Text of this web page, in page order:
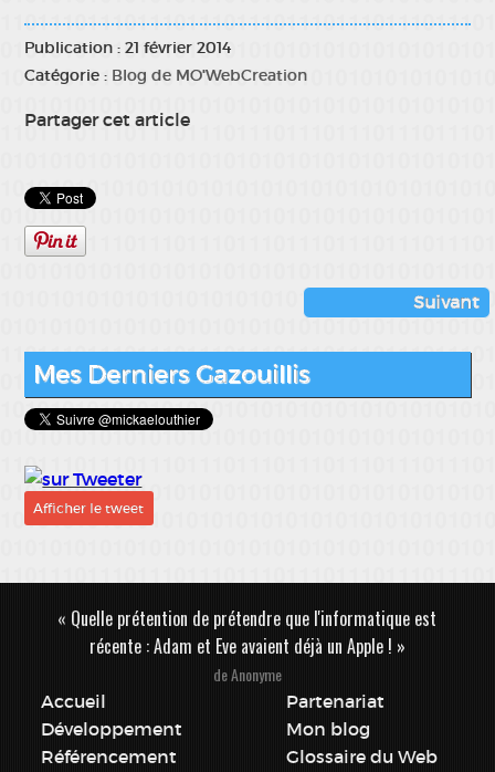
Publication : 21 février 2014
Catégorie : Blog de MO'WebCreation
Partager cet article
Suivant
Mes Derniers Gazouillis
Afficher le tweet
« Quelle prétention de prétendre que l'informatique est
récente : Adam et Eve avaient déjà un Apple ! »
de Anonyme
Accueil
Développement
Référencement
Partenariat
Mon blog
Glossaire du Web